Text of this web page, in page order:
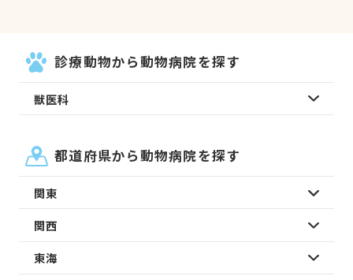
診療動物から動物病院を探す
獣医科
都道府県から動物病院を探す
関東
関西
東海